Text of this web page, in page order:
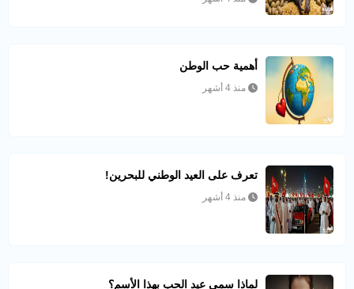
أهمية حب الوطن
منذ 4 أشهر
تعرف على العيد الوطني للبحرين!
منذ 4 أشهر
لماذا سمى عيد الحب بهذا الأسم؟